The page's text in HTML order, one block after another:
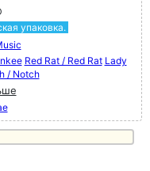
упаковка.
Red Rat / Red Rat Lady
/ Notch